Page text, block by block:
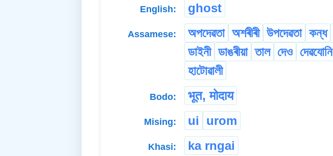
English: ghost
Assamese: অপদেৱতা অশৰীৰী উপদেৱতা কন্ধ
ডাইনী ডাঙৰীয়া তাল দেও দেৱযোনি
হাটোৱালী
Bodo: भूत, मोदाय
Mising: ui urom
Khasi: ka rngai